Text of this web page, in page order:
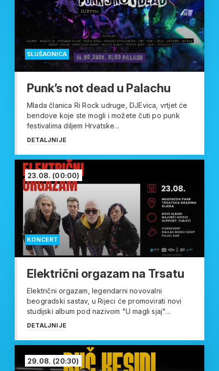
SLUŠAONICA
Punk’s not dead u Palachu
Mlada članica Ri Rock udruge, DJEvica, vrtjet će
bendove koje ste mogli i možete čuti po punk
festivalima diljem Hrvatske...
DETALJNIJE
KONCERT
23.08. (00:00)
Električni orgazam na Trsatu
Električni orgazam, legendarni novovalni
beogradski sastav, u Rijeci će promovirati novi
studijski album pod nazivom "U magli sjaj"...
DETALJNIJE
29.08. (20:30)